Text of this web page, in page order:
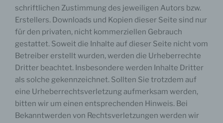
schriftlichen Zustimmung des jeweiligen Autors bzw.
Erstellers. Downloads und Kopien dieser Seite sind nur
für den privaten, nicht kommerziellen Gebrauch
gestattet. Soweit die Inhalte auf dieser Seite nicht vom
Betreiber erstellt wurden, werden die Urheberrechte
Dritter beachtet. Insbesondere werden Inhalte Dritter
als solche gekennzeichnet. Sollten Sie trotzdem auf
eine Urheberrechtsverletzung aufmerksam werden,
bitten wir um einen entsprechenden Hinweis. Bei
Bekanntwerden von Rechtsverletzungen werden wir
Verantwortliche beziehungsweise können die bestimmten
Kriterien seiner Benennung nach dem Unionsrecht oder dem
Recht der Mitgliedstaaten vorgesehen werden.
h) Auftragsverarbeiter
Auftragsverarbeiter ist eine natürliche oder juristische
Person, Behörde, Einrichtung oder andere Stelle, die
personenbezogene Daten im Auftrag des Verantwortlichen
verarbeitet.
i) Empfänger
Empfänger ist eine natürliche oder juristische Person,
Behörde, Einrichtung oder andere Stelle, der
personenbezogene Daten offengelegt werden, unabhängig